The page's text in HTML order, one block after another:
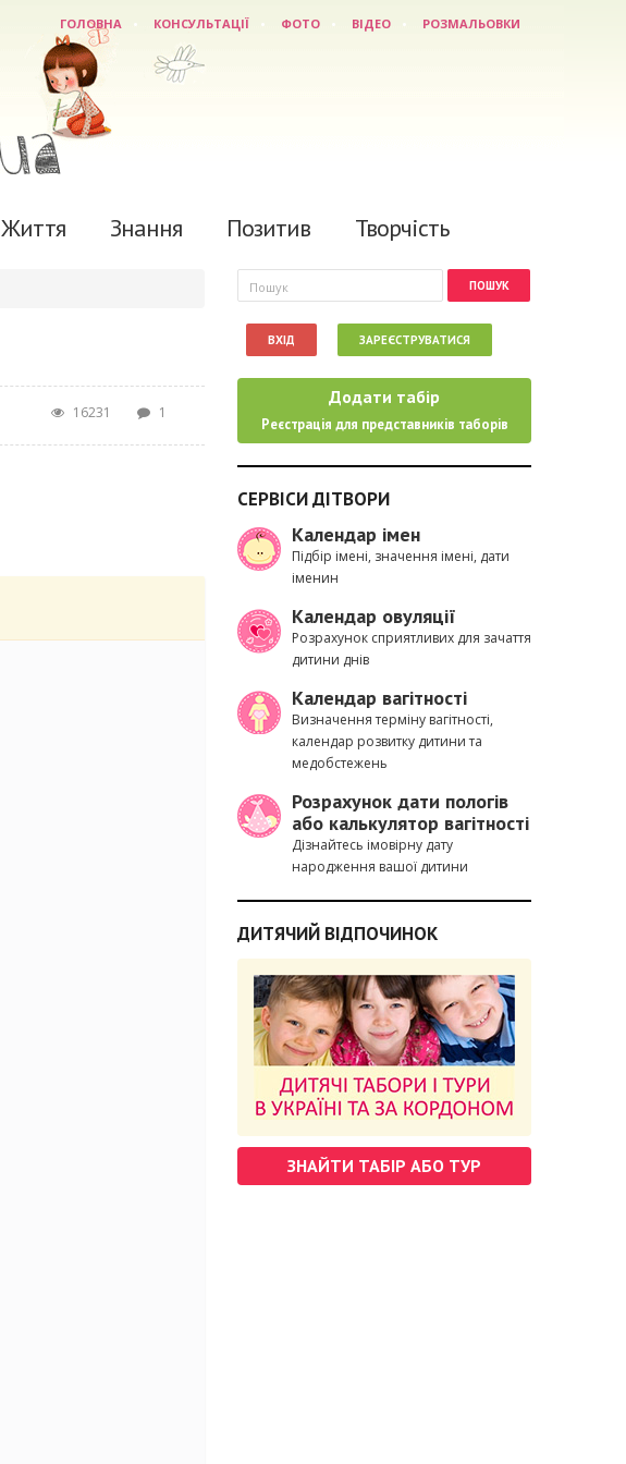
ГОЛОВНА КОНСУЛЬТАЦІЇ ФОТО ВІДЕО РОЗМАЛЬОВКИ
Життя Знання Позитив Творчість
16231 1
Пошукова форма
Пошук
ВХІД ЗАРЕЄСТРУВАТИСЯ
Додати табір
Реєстрація для представників таборів
СЕРВІСИ ДІТВОРИ
Календар імен
Підбір імені, значення імені, дати
іменин
Календар овуляції
Розрахунок сприятливих для зачаття
дитини днів
Календар вагітності
Визначення терміну вагітності,
календар розвитку дитини та
медобстежень
Розрахунок дати пологів
або калькулятор вагітності
Дізнайтесь імовірну дату
народження вашої дитини
ДИТЯЧИЙ ВІДПОЧИНОК
ЗНАЙТИ ТАБІР АБО ТУР